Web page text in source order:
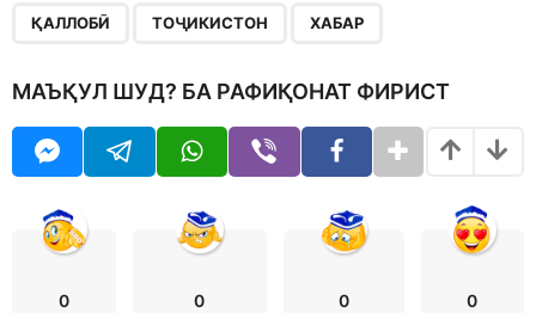
ҚАЛЛОБӢ ТОҶИКИСТОН ХАБАР
МАЪҚУЛ ШУД? БА РАФИҚОНАТ ФИРИСТ
0 0 0 0